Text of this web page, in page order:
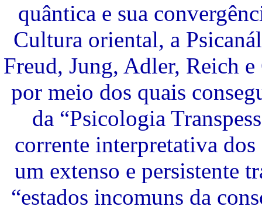
quântica e sua
Cultura oriental, a
Freud, Jung, Adler, Reich
por meio dos quais
da “Psicologia
corrente interpretativa
um extenso e persistente
“estados incomuns da